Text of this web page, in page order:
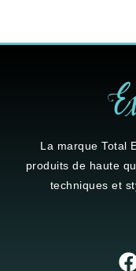
La marque Total
produits de haute
techniques et